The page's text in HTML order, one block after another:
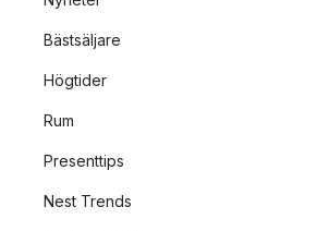
Bästsäljare
Högtider
Rum
Presenttips
Nest Trends